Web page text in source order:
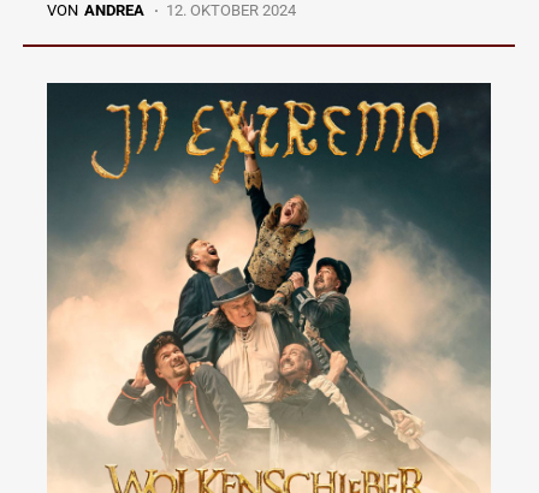
VON ANDREA 12. OKTOBER 2024